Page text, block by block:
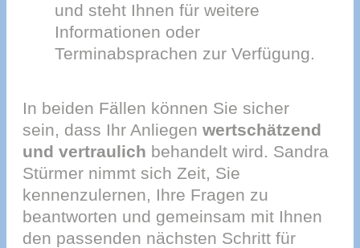
und steht Ihnen für weitere
Informationen oder
Terminabsprachen zur Verfügung.
In beiden Fällen können Sie sicher
sein, dass Ihr Anliegen wertschätzend
und vertraulich behandelt wird. Sandra
Stürmer nimmt sich Zeit, Sie
kennenzulernen, Ihre Fragen zu
beantworten und gemeinsam mit Ihnen
den passenden nächsten Schritt für